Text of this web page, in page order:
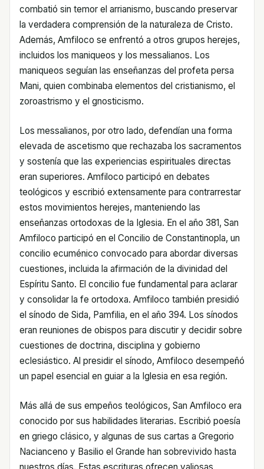
combatió sin temor el arrianismo, buscando preservar
la verdadera comprensión de la naturaleza de Cristo.
Además, Amfiloco se enfrentó a otros grupos herejes,
incluidos los maniqueos y los messalianos. Los
maniqueos seguían las enseñanzas del profeta persa
Mani, quien combinaba elementos del cristianismo, el
zoroastrismo y el gnosticismo.
Los messalianos, por otro lado, defendían una forma
elevada de ascetismo que rechazaba los sacramentos
y sostenía que las experiencias espirituales directas
eran superiores. Amfiloco participó en debates
teológicos y escribió extensamente para contrarrestar
estos movimientos herejes, manteniendo las
enseñanzas ortodoxas de la Iglesia. En el año 381, San
Amfiloco participó en el Concilio de Constantinopla, un
concilio ecuménico convocado para abordar diversas
cuestiones, incluida la afirmación de la divinidad del
Espíritu Santo. El concilio fue fundamental para aclarar
y consolidar la fe ortodoxa. Amfiloco también presidió
el sínodo de Sida, Pamfilia, en el año 394. Los sínodos
eran reuniones de obispos para discutir y decidir sobre
cuestiones de doctrina, disciplina y gobierno
eclesiástico. Al presidir el sínodo, Amfiloco desempeñó
un papel esencial en guiar a la Iglesia en esa región.
Más allá de sus empeños teológicos, San Amfiloco era
conocido por sus habilidades literarias. Escribió poesía
en griego clásico, y algunas de sus cartas a Gregorio
Nacianceno y Basilio el Grande han sobrevivido hasta